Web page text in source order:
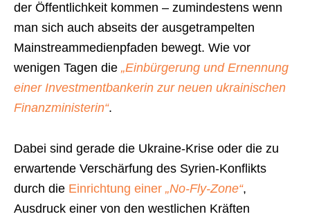
der Öffentlichkeit kommen – zumindestens wenn
man sich auch abseits der ausgetrampelten
Mainstreammedienpfaden bewegt. Wie vor
wenigen Tagen die „Einbürgerung und Ernennung
einer Investmentbankerin zur neuen ukrainischen
Finanzministerin“.
Dabei sind gerade die Ukraine-Krise oder die zu
erwartende Verschärfung des Syrien-Konflikts
durch die Einrichtung einer „No-Fly-Zone“,
Ausdruck einer von den westlichen Kräften